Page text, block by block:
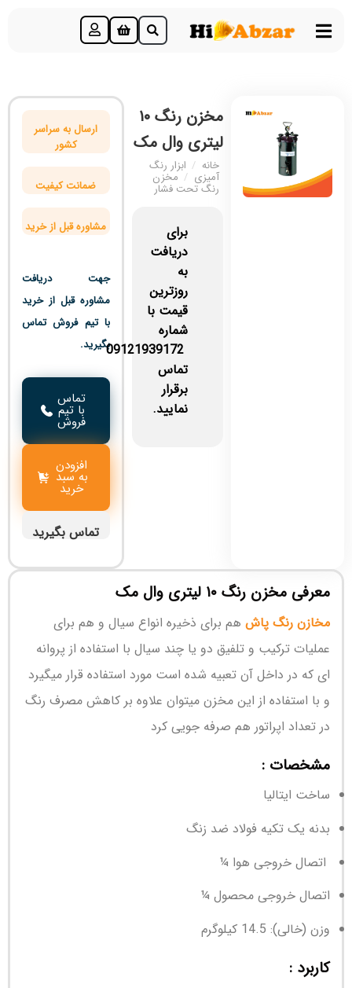
مخزن رنگ ۱۰
لیتری وال مک
خانه / ابزار رنگ
آمیزی / مخزن
رنگ تحت فشار
برای
دریافت
به
روزترین
قیمت با
شماره
09121939172
تماس
برقرار
نمایید.
ارسال به سراسر
کشور
ضمانت کیفیت
مشاوره قبل از خرید
جهت دریافت
مشاوره قبل از خرید
با تیم فروش تماس
بگیرید.
تماس
با تیم
فروش
افزودن
به سبد
خرید
تماس بگیرید
معرفی مخزن رنگ ۱۰ لیتری وال مک
مخازن رنگ پاش هم برای ذخیره انواع سیال و هم برای
عملیات ترکیب و تلفیق دو یا چند سیال با استفاده از پروانه
ای که در داخل آن تعبیه شده است مورد استفاده قرار میگیرد
و با استفاده از این مخزن میتوان علاوه بر کاهش مصرف رنگ
در تعداد اپراتور هم صرفه جویی کرد
مشخصات :
ساخت ایتالیا
بدنه یک تکیه فولاد ضد زنگ
اتصال خروجی هوا ¼
اتصال خروجی محصول ¼
وزن (خالی): 14.5 کیلوگرم
کاربرد :